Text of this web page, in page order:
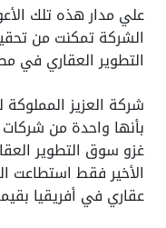
علي مدار هذه تلك
الشركة تمكنت من
التطوير العقاري في
شركة العزيز
بأنها واحدة من
غزو سوق التطوير
الأخير فقط استطاعت
عقاري في أفريقيا بقيمة 2 مليار جنيه